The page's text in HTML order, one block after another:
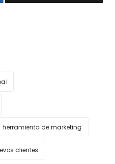
herramienta de marketing
clientes